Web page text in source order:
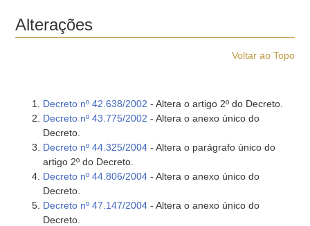
Alterações
Voltar ao Topo
Decreto nº 42.638/2002 - Altera o artigo 2º do Decreto.
Decreto nº 43.775/2002 - Altera o anexo único do
Decreto.
Decreto nº 44.325/2004 - Altera o parágrafo único do
artigo 2º do Decreto.
Decreto nº 44.806/2004 - Altera o anexo único do
Decreto.
Decreto nº 47.147/2004 - Altera o anexo único do
Decreto.